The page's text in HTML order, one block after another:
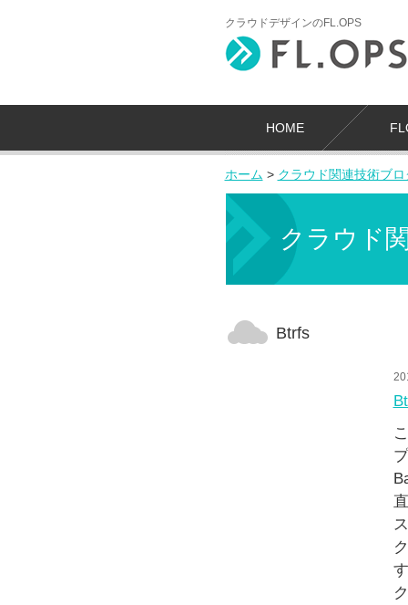
クラウドデザインのFL.OPS
HOME
ホーム > クラウド関連技術ブロ
クラウド
Btrfs